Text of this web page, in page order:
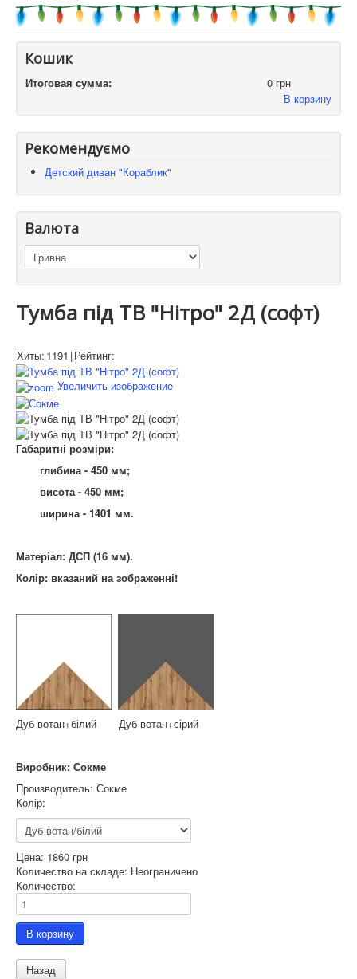
Кошик
Итоговая сумма:
0 грн
В корзину
Рекомендуємо
Детский диван "Кораблик"
Валюта
Тумба під ТВ "Нітро" 2Д (софт)
Хиты: 1191 |Рейтинг:
Увеличить изображение
Габаритні розміри:
глибина - 450 мм;
висота - 450 мм;
ширина - 1401 мм.
Матеріал: ДСП (16 мм).
Колір: вказаний на зображенні!
Дуб вотан+білий Дуб вотан+сірий
Виробник: Сокме
Производитель: Сокме
Колір:
Цена: 1860 грн
Количество на складе: Неограничено
Количество: